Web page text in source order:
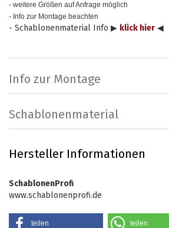
- weitere Größen auf Anfrage möglich
- Info zur Montage beachten
- Schablonenmaterial Info ▶ klick hier ◀
Info zur Montage
Schablonenmaterial
Hersteller Informationen
SchablonenProfi
www.schablonenprofi.de
teilen teilen